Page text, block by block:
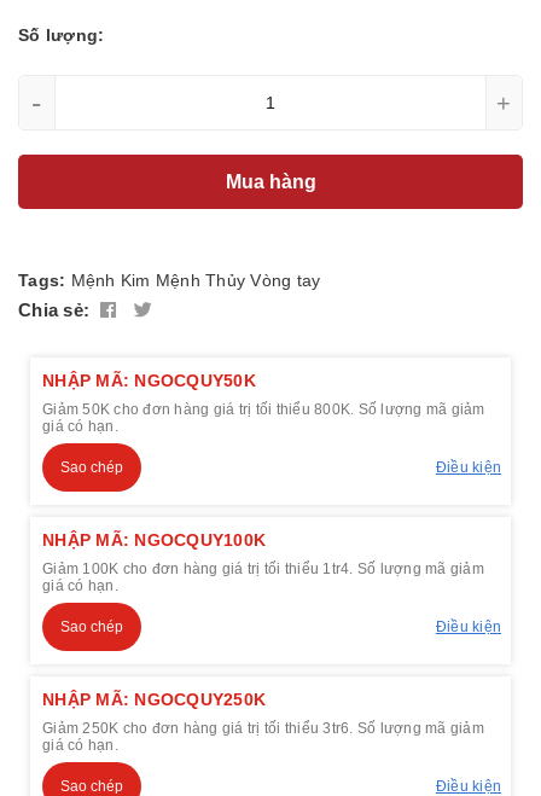
Số lượng:
- +
Mua hàng
Tags: Mệnh Kim Mệnh Thủy Vòng tay
Chia sẻ:
NHẬP MÃ: NGOCQUY50K
Giảm 50K cho đơn hàng giá trị tối thiểu 800K. Số lượng mã giảm
giá có hạn.
Sao chép Điều kiện
NHẬP MÃ: NGOCQUY100K
Giảm 100K cho đơn hàng giá trị tối thiểu 1tr4. Số lượng mã giảm
giá có hạn.
Sao chép Điều kiện
NHẬP MÃ: NGOCQUY250K
Giảm 250K cho đơn hàng giá trị tối thiểu 3tr6. Số lượng mã giảm
giá có hạn.
Sao chép Điều kiện